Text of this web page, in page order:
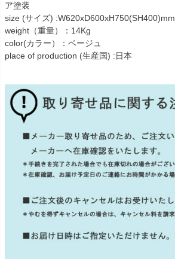
ア塗装
size (サイズ) :W620xD600xH750(SH400)mm
weight（重量）：14Kg
color(カラー）：ベージュ
place of production (生産国) :日本